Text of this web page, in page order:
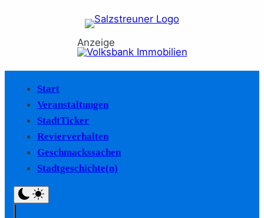
Anzeige
Start
Veranstaltungen
StadtTicker
Revierverhalten
Geschmackssachen
Stadtgeschichte(n)